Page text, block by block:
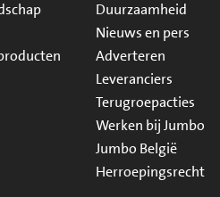
Duurzaamheid
Nieuws en pers
Adverteren
Leveranciers
Terugroepacties
Werken bij Jumbo
Jumbo België
Herroepingsrecht